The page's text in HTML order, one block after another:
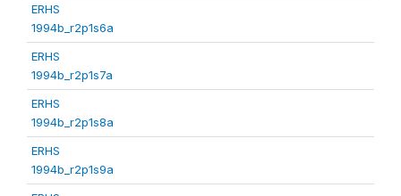
ERHS
1994b_r2p1s6a
ERHS
1994b_r2p1s7a
ERHS
1994b_r2p1s8a
ERHS
1994b_r2p1s9a